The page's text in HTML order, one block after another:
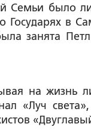
Семьи было
Государях в
занята
на жизнь
«Луч